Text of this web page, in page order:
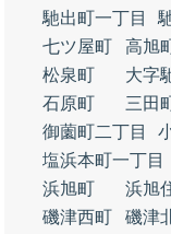
馳出町一丁目
七ツ屋町
高旭
松泉町
大字
石原町
三田
御薗町二丁目
塩浜本町一丁目
浜旭町
浜旭
磯津西町
磯津